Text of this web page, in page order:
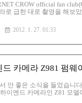
CROW official fan
로 급한 대로 촬영을 해보
- GARNET CROW
개봉해 보면 아래와 같이
2012. 1. 27. 01:33
카메라 Z981 펌웨
안 좋은 소식을 들었습니
이엔드 카메라인 Z81 모